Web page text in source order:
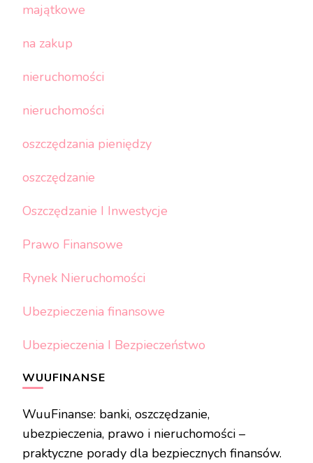
majątkowe
na zakup
nieruchomości
nieruchomości
oszczędzania pieniędzy
oszczędzanie
Oszczędzanie I Inwestycje
Prawo Finansowe
Rynek Nieruchomości
Ubezpieczenia finansowe
Ubezpieczenia I Bezpieczeństwo
WUUFINANSE
WuuFinanse: banki, oszczędzanie,
ubezpieczenia, prawo i nieruchomości –
praktyczne porady dla bezpiecznych finansów.